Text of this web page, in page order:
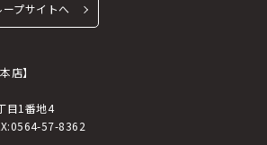
プサイトへ
店】
目1番地4
57-8362